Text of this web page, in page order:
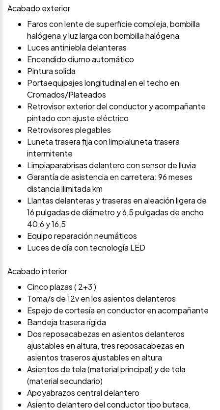
Acabado exterior
Faros con lente de superficie compleja, bombilla
halógena y luz larga con bombilla halógena
Luces antiniebla delanteras
Encendido diurno automático
Pintura solida
Portaequipajes longitudinal en el techo en
Cromados/Plateados
Retrovisor exterior del conductor y acompañante
pintado con ajuste eléctrico
Retrovisores plegables
Luneta trasera fija con limpialuneta trasera
intermitente
Limpiaparabrisas delantero con sensor de lluvia
Garantía de asistencia en carretera: 96 meses
distancia ilimitada km
Llantas delanteras y traseras en aleación ligera de
16 pulgadas de diámetro y 6,5 pulgadas de ancho
40,6 y 16,5
Equipo reparación neumáticos
Luces de día con tecnología LED
Acabado interior
Cinco plazas ( 2+3 )
Toma/s de 12v en los asientos delanteros
Espejo de cortesía en conductor en acompañante
Bandeja trasera rígida
Dos reposacabezas en asientos delanteros
ajustables en altura, tres reposacabezas en
asientos traseros ajustables en altura
Asientos de tela (material principal) y de tela
(material secundario)
Apoyabrazos central delantero
Asiento delantero del conductor tipo butaca,